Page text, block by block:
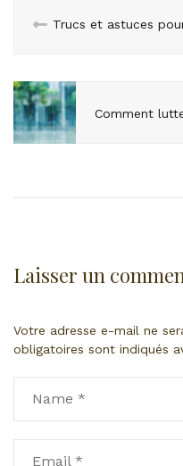
Laisser un
Votre adresse e-mail ne
obligatoires sont indiqués